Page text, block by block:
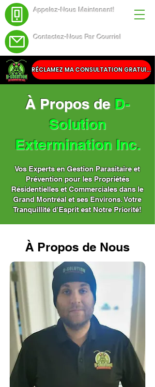
RÉCLAMEZ MA CONSULTATION GRATUITE
Appelez-Nous Maintenant!
Contactez-Nous Par Courriel
À Propos de D-
Solution
Extermination Inc.
Vos Experts en Gestion Parasitaire et
Prévention pour les Propriétés
Résidentielles et Commerciales dans le
Grand Montréal et ses Environs. Votre
Tranquillité d'Esprit est Notre Priorité!
À Propos de Nous